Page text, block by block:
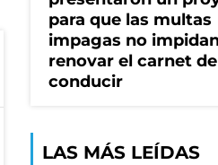
para que las multas
impagas no
renovar el carnet de
conducir
LAS MÁS LEÍDAS